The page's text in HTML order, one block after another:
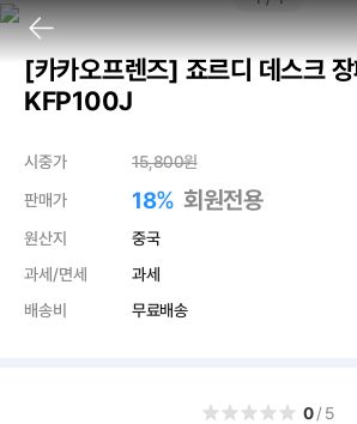
[카카오프렌즈] 죠르디 데스크
KFP100J
시중가 15,800원
판매가
18% 회원전용
원산지
중국
과세/면세
과세
배송비
무료배송
0/5